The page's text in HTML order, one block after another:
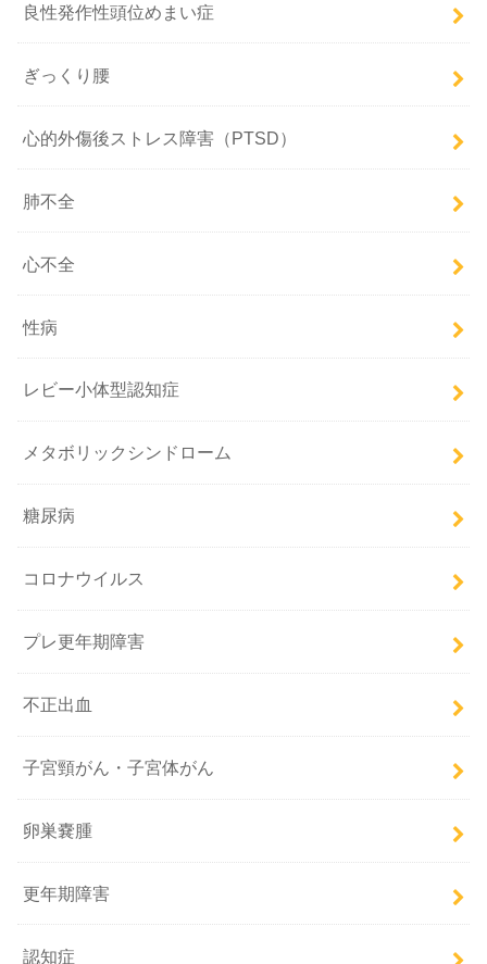
良性発作性頭位めまい症
ぎっくり腰
心的外傷後ストレス障害（PTSD）
肺不全
心不全
性病
レビー小体型認知症
メタボリックシンドローム
糖尿病
コロナウイルス
プレ更年期障害
不正出血
子宮頸がん・子宮体がん
卵巣嚢腫
更年期障害
認知症